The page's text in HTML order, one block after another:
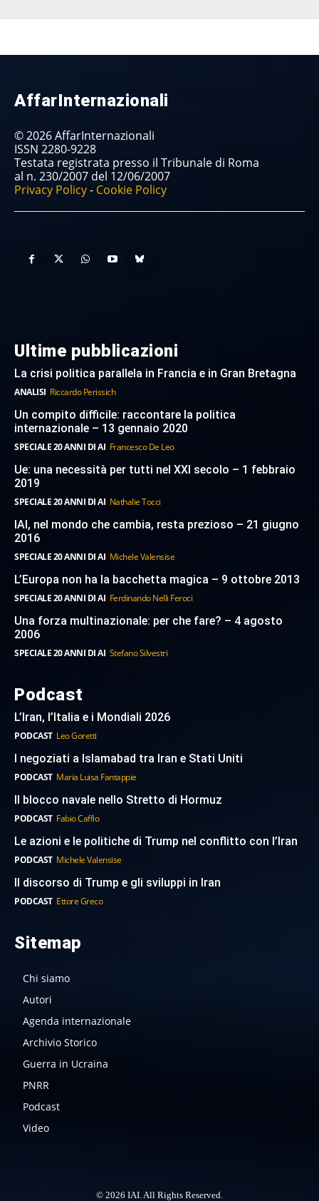
AffarInternazionali
© 2026 AffarInternazionali
ISSN 2280-9228
Testata registrata presso il Tribunale di Roma
al n. 230/2007 del 12/06/2007
Privacy Policy- Cookie Policy
Ultime pubblicazioni
La crisi politica parallela in Francia e in Gran Bretagna
ANALISI Riccardo Perissich
Un compito difficile: raccontare la politica
internazionale – 13 gennaio 2020
SPECIALE 20 ANNI DI AI Francesco De Leo
Ue: una necessità per tutti nel XXI secolo – 1 febbraio
2019
SPECIALE 20 ANNI DI AI Nathalie Tocci
IAI, nel mondo che cambia, resta prezioso – 21 giugno
2016
SPECIALE 20 ANNI DI AI Michele Valensise
L’Europa non ha la bacchetta magica – 9 ottobre 2013
SPECIALE 20 ANNI DI AI Ferdinando Nelli Feroci
Una forza multinazionale: per che fare? – 4 agosto
2006
SPECIALE 20 ANNI DI AI Stefano Silvestri
Podcast
L’Iran, l’Italia e i Mondiali 2026
PODCAST Leo Goretti
I negoziati a Islamabad tra Iran e Stati Uniti
PODCAST Maria Luisa Fantappie
Il blocco navale nello Stretto di Hormuz
PODCAST Fabio Caffio
Le azioni e le politiche di Trump nel conflitto con l’Iran
PODCAST Michele Valensise
Il discorso di Trump e gli sviluppi in Iran
PODCAST Ettore Greco
Sitemap
Chi siamo
Autori
Agenda internazionale
Archivio Storico
Guerra in Ucraina
PNRR
Podcast
Video
© 2026 IAI. All Rights Reserved.